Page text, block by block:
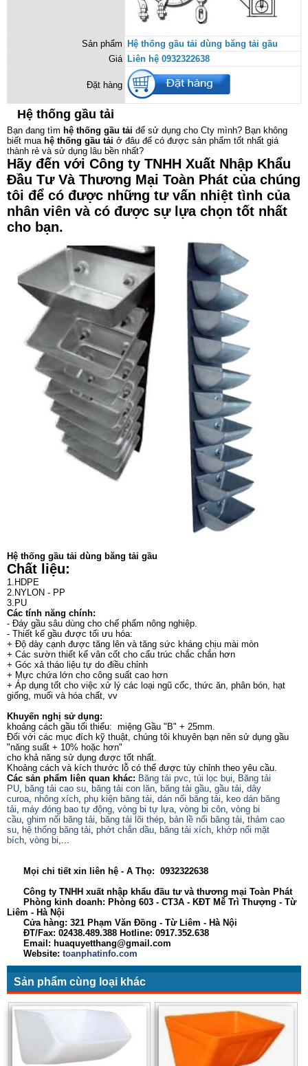
Sản phẩm
Hệ thống gầu tải dùng băng tải gầu
Giá Liên hệ 0932322638
Đặt hàng
Hệ thống gầu tải
Bạn đang tìm hệ thống gầu tải để sử dụng cho Cty mình? Bạn không
biết mua hệ thống gầu tải ở đâu để có được sản phẩm tốt nhất giá
thành rẻ và sử dụng lâu bền nhất?
Hãy đến với Công ty TNHH Xuất Nhập Khẩu
Đầu Tư Và Thương Mại Toàn Phát của chúng
tôi để có được những tư vấn nhiệt tình của
nhân viên và có được sự lựa chọn tốt nhất
cho bạn.
Hệ thống gầu tải dùng băng tải gầu
Chất liệu:
1.HDPE
2.NYLON - PP
3.PU
Các tính năng chính:
- Đáy gầu sâu dùng cho chế phẩm nông nghiệp.
- Thiết kế gầu được tối ưu hóa:
+ Độ dày cạnh được tăng lên và tăng sức kháng chịu mài mòn
+ Các sườn thiết kế vân cốt cho cấu trúc chắc chắn hơn
+ Góc xả tháo liệu tự do điều chỉnh
+ Mực chứa lớn cho công suất cao hơn
+ Áp dụng tốt cho việc xử lý các loại ngũ cốc, thức ăn, phân bón, hạt
giống, muối và hóa chất, vv
Khuyến nghị sử dụng:
khoảng cách gầu tối thiểu: miệng Gầu "B" + 25mm.
Đối với các mục đích kỹ thuật, chúng tôi khuyên bạn nên sử dụng gầu
"năng suất + 10% hoặc hơn"
cho khả năng sử dụng được tốt nhất.
Khoảng cách và kích thước lỗ có thể được tùy chỉnh theo yêu cầu.
Các sản phẩm liên quan khác: Băng tải pvc túi lọc bụi
Băng tải
PU băng tải cao su băng tải con lăn băng tải gầu gầu tải dây
curoa nhông xích phụ kiện băng tải dán nối băng tải keo dán băng
tải máy đóng bao tự động vòng bi tự lựa vòng bi côn vòng bi
cầu ghim nối băng tải băng tải lõi thép bản lề nối băng tải thảm cao
su hệ thống băng tải phớt chắn dầu băng tải xích khớp nối mặt
bích vòng bi
Mọi chi tiết xin liên hệ - A Thọ: 0932322638
Công ty TNHH xuất nhập khẩu đầu tư và thương mại Toàn Phát
Phòng kinh doanh: Phòng 603 - CT3A - KĐT Mễ Trì Thượng - Từ
Liêm - Hà Nội
Cửa hàng: 321 Phạm Văn Đồng - Từ Liêm - Hà Nội
ĐT/Fax: 02438.489.388 Hotline: 0917.352.638
Email: huaquyetthang@gmail.com
Website: toanphatinfo.com
Sản phẩm cùng loại khác